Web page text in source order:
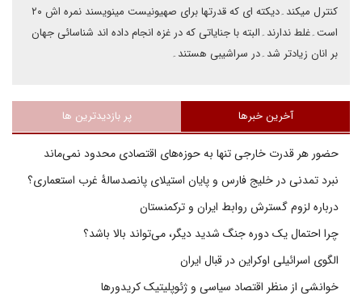
کنترل میکند۔دیکته ای که قدرتها برای صهیونیست مینویسند نمره اش ۲۰
است۔غلط ندارند۔البته با جنایاتی که در غزه انجام داده اند شناسائی جهان
بر انان زیادتر شد۔در سراشیبی هستند۔
آخرین خبرها پر بازدیدترین ها
حضور هر قدرت خارجی تنها به حوزه‌های اقتصادی محدود نمی‌ماند
نبرد تمدنی در خلیج فارس و پایان استیلای پانصدسالۀ غرب استعماری؟
درباره لزوم گسترش روابط ایران و ترکمنستان
چرا احتمال یک دوره جنگ شدید دیگر، می‌تواند بالا باشد؟
الگوی اسرائیلی اوکراین در قبال ایران
خوانشی از منظر اقتصاد سیاسی و ژئوپلیتیک کریدورها